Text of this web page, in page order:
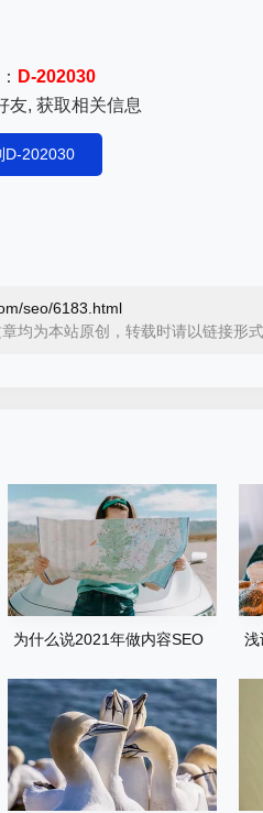
D-202030
友, 获取相关信息
D-202030
seo/6183.html
均为本站原创，转载时请以链接形式
为什么说2021年做内容SEO
浅